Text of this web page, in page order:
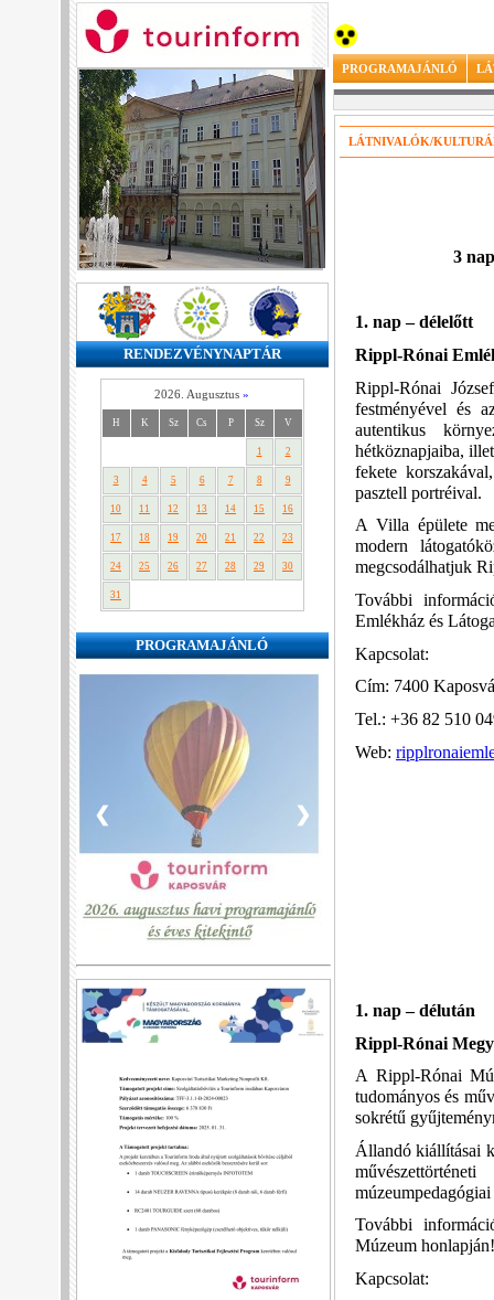
RENDEZVÉNYNAPTÁR
2026. Augusztus »
H K Sz Cs P Sz V
1 2
3 4 5 6 7 8 9
10 11 12 13 14 15 16
17 18 19 20 21 22 23
24 25 26 27 28 29 30
31
PROGRAMAJÁNLÓ
❮ ❯
PROGRAMAJÁNLÓ
LÁTNIVALÓK/
3
1. nap – délelőtt
Rippl-Rónai
Rippl-Rónai
festményével és
autentikus
hétköznapjaiba,
fekete
pasztell portréival.
A Villa épülete
modern
megcsodálhatjuk
További
Emlékház és
Kapcsolat:
Cím: 7400
Tel.: +36 82 510
Web:
1. nap – délután
Rippl-Rónai
A Rippl-Rónai
tudományos és
sokrétű
Állandó kiállításai
További
Múzeum honlapján!
Kapcsolat: